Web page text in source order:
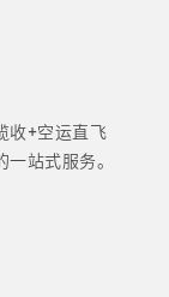
收+空运直飞
站式服务。